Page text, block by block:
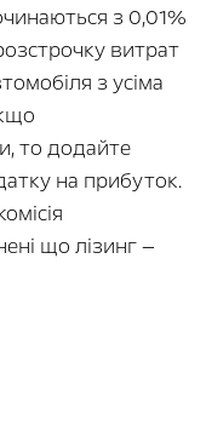
з 0,01%
витрат
з усіма
то додайте
на прибуток.
що лізинг —